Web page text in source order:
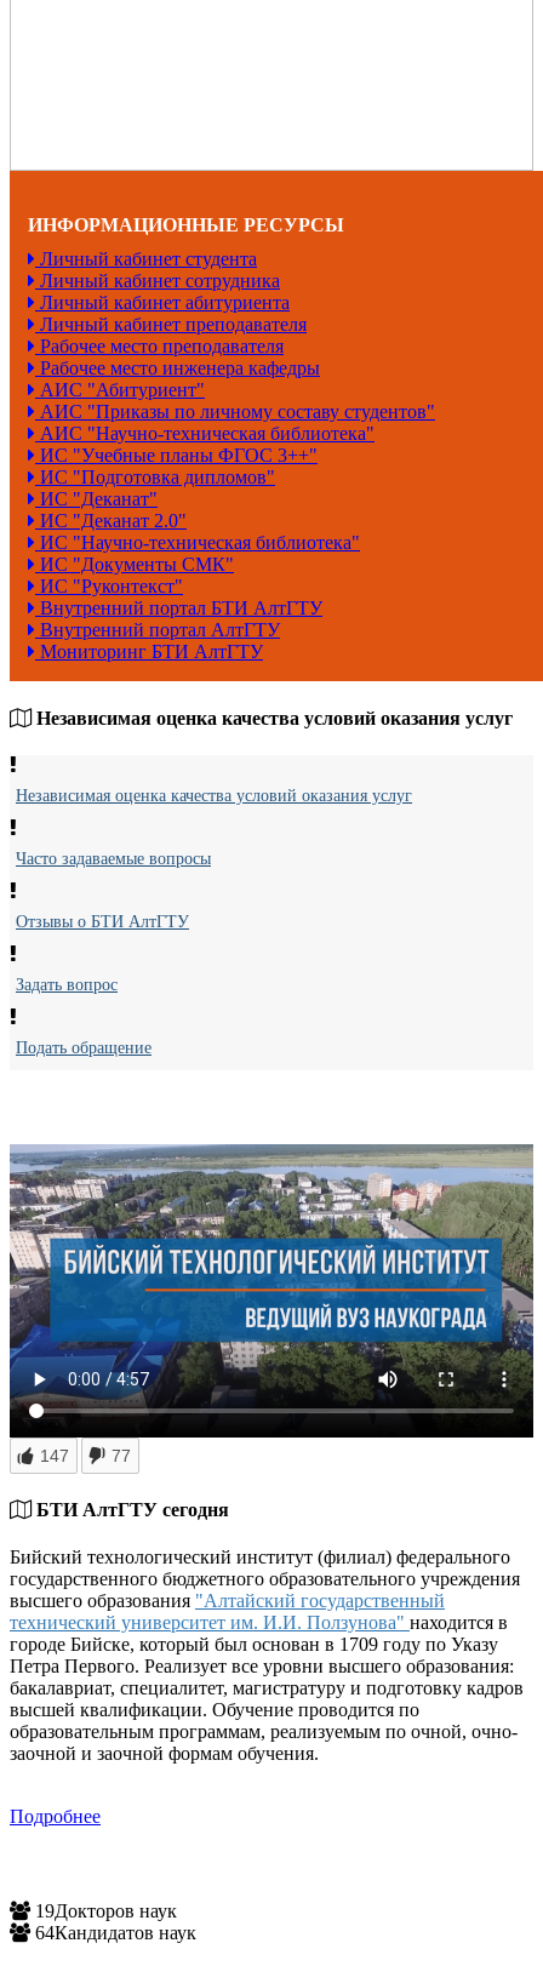
ИНФОРМАЦИОННЫЕ РЕСУРСЫ
Личный кабинет студента
Личный кабинет сотрудника
Личный кабинет абитуриента
Личный кабинет преподавателя
Рабочее место преподавателя
Рабочее место инженера кафедры
АИС "Абитуриент"
АИС "Приказы по личному составу студентов"
АИС "Научно-техническая библиотека"
ИС "Учебные планы ФГОС 3++"
ИС "Подготовка дипломов"
ИС "Деканат"
ИС "Деканат 2.0"
ИС "Научно-техническая библиотека"
ИС "Документы СМК"
ИС "Руконтекст"
Внутренний портал БТИ АлтГТУ
Внутренний портал АлтГТУ
Мониторинг БТИ АлтГТУ
Независимая оценка качества условий оказания услуг
Независимая оценка качества условий оказания услуг
Часто задаваемые вопросы
Отзывы о БТИ АлтГТУ
Задать вопрос
Подать обращение
147 77
БТИ АлтГТУ сегодня
Бийский технологический институт (филиал) федерального
государственного бюджетного образовательного учреждения
высшего образования "Алтайский государственный
технический университет им. И.И. Ползунова" находится в
городе Бийске, который был основан в 1709 году по Указу
Петра Первого. Реализует все уровни высшего образования:
бакалавриат, специалитет, магистратуру и подготовку кадров
высшей квалификации. Обучение проводится по
образовательным программам, реализуемым по очной, очно-
заочной и заочной формам обучения.
Подробнее
19Докторов наук
64Кандидатов наук